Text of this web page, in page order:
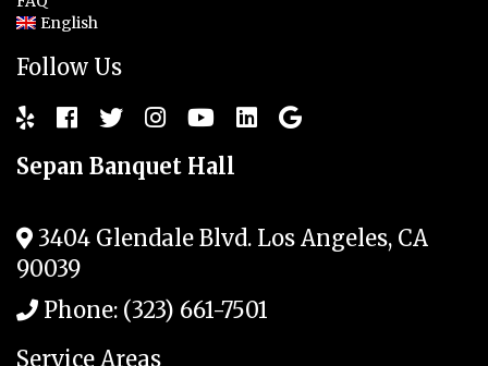
English
Follow Us
Sepan Banquet Hall
3404 Glendale Blvd. Los Angeles, CA
90039
Phone: (323) 661-7501
Service Areas